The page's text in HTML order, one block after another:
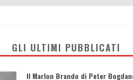
GLI ULTIMI PUBBLICATI
Il Marlon Brando di Peter